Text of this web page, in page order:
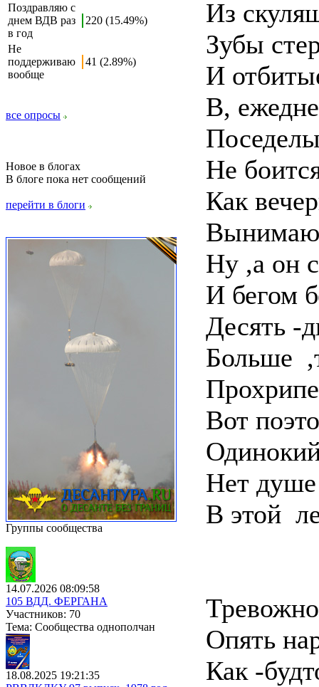
Поздравляю с
днем ВДВ раз
в год
220 (15.49%)
Не
поддерживаю
вообще
41 (2.89%)
все опросы
Новое в блогах
В блоге пока нет сообщений
перейти в блоги
Группы сообщества
14.07.2026 08:09:58
105 ВДД. ФЕРГАНА
Участников: 70
Тема: Сообщества однополчан
18.08.2025 19:21:35
Из
Зубы
И
В,
Не
Как
Вынимаю
Ну ,а он
И бегом
Десять -
Больше
Вот
Нет
В этой
Опять
Как -